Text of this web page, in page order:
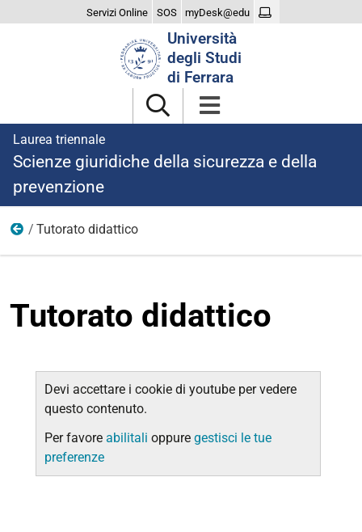
Servizi Online SOS myDesk@edu
Università
degli Studi
di Ferrara
Laurea triennale
Scienze giuridiche della sicurezza e della
prevenzione
Didattica
Tutorato didattico
Tutorato didattico
Devi accettare i cookie di youtube per vedere
questo contenuto.
Per favore abilitali oppure gestisci le tue
preferenze